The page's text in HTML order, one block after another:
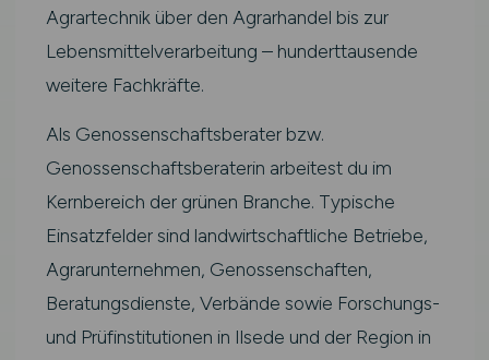
Agrartechnik über den Agrarhandel bis zur
Lebensmittelverarbeitung – hunderttausende
weitere Fachkräfte.
Als Genossenschaftsberater bzw.
Genossenschaftsberaterin arbeitest du im
Kernbereich der grünen Branche. Typische
Einsatzfelder sind landwirtschaftliche Betriebe,
Agrarunternehmen, Genossenschaften,
Beratungsdienste, Verbände sowie Forschungs-
und Prüfinstitutionen in Ilsede und der Region in